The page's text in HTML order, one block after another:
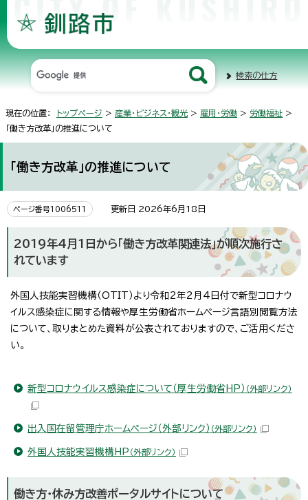
検索の仕方
現在の位置： トップページ > 産業・ビジネス・観光 > 雇用・労働 > 労働福祉 >
「働き方改革」の推進について
「働き方改革」の推進について
ページ番号1006511 更新日 2026年6月18日
2019年4月1日から「働き方改革関連法」が順次施行さ
れています
外国人技能実習機構（OTIT）より令和2年2月4日付で新型コロナウ
イルス感染症に関する情報や厚生労働省ホームページ言語別閲覧方法
について、取りまとめた資料が公表されておりますので、ご活用くださ
い。
新型コロナウイルス感染症について（厚生労働省HP） （外部リンク）
出入国在留管理庁ホームページ（外部リンク） （外部リンク）
外国人技能実習機構HP （外部リンク）
働き方・休み方改善ポータルサイトについて